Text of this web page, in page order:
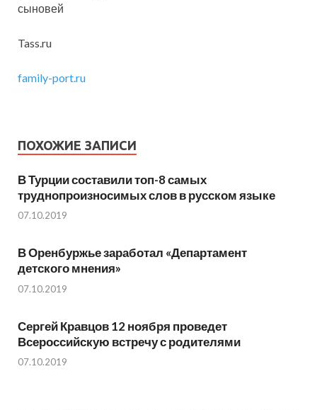
сыновей
Tass.ru
family-port.ru
ПОХОЖИЕ ЗАПИСИ
В Турции составили топ-8 самых
труднопроизносимых слов в русском языке
07.10.2019
В Оренбуржье заработал «Департамент
детского мнения»
07.10.2019
Сергей Кравцов 12 ноября проведет
Всероссийскую встречу с родителями
07.10.2019